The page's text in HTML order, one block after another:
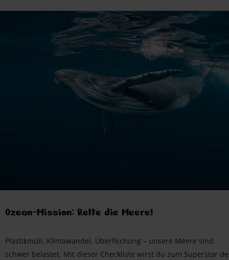
Ozean-Mission: Rette die Meere!
Plastikmüll, Klimawandel, Überfischung – unsere Meere sind
schwer belastet. Mit dieser Checkliste wirst du zum Superstar